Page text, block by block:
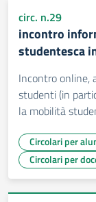
circ. n.29
incontro
studentesca
Incontro online,
studenti (in
la mobilità
Circolari per
Circolari per